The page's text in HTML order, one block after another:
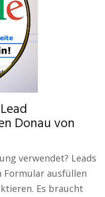
Donau von
verwendet? Leads
Formular ausfüllen
Es braucht